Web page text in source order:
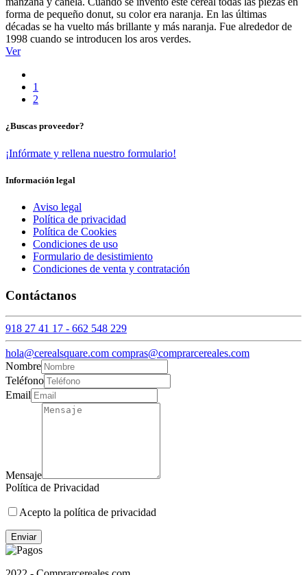
forma de pequeño donut, su color era naranja. En las últimas
décadas se ha vuelto más brillante y más naranja. Fue alrededor de
1998 cuando se introducen los aros verdes.
Ver
1
2
¿Buscas proveedor?
¡Infórmate y rellena nuestro formulario!
Información legal
Aviso legal
Política de privacidad
Política de Cookies
Condiciones de uso
Formulario de desistimiento
Condiciones de venta y contratación
Contáctanos
918 27 41 17 - 662 548 229
hola@cerealsquare.com compras@comprarcereales.com
Nombre
Teléfono
Email
Mensaje
Política de Privacidad
Acepto la política de privacidad
Enviar